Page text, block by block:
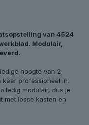
van 4524
Modulair,
hoogte van 2
professioneel in.
modulair, dus je
met losse kasten en